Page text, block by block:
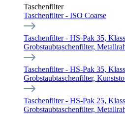
Taschenfilter
Taschenfilter - ISO Coarse
Taschenfilter - HS-Pak 35,
Grobstaubtaschenfilter,
Taschenfilter - HS-Pak 35,
Grobstaubtaschenfilter,
Taschenfilter - HS-Pak 25,
Grobstaubtaschenfilter,